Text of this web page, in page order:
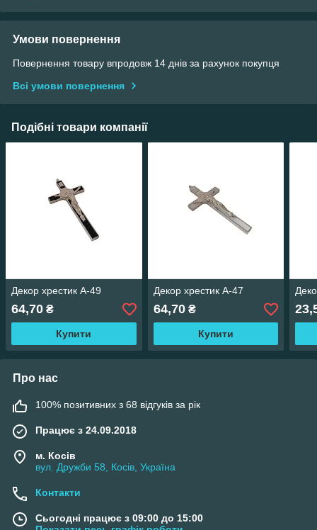
Умови повернення
Повернення товару впродовж 14 днів за рахунок покупця
Всі умови повернення
Подібні товари компанії
Декор хрестик A-49
64,70 ₴
Купити
Декор хрестик A-47
64,70₴
Купити
Про нас
100% позитивних з 68 відгуків за рік
Працює з 24.09.2018
м. Косів
вул. Дружби 58, Косів, Україна
Контакти
Сьогодні працює з 09:00 до 15:00